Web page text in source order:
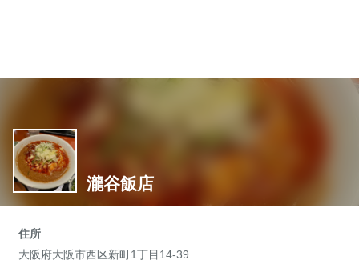
瀧谷飯店
住所
大阪府大阪市西区新町1丁目14-39